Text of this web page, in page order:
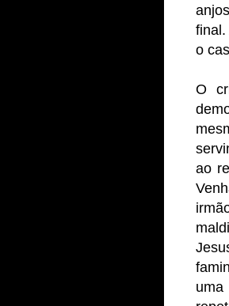
o
O
ao